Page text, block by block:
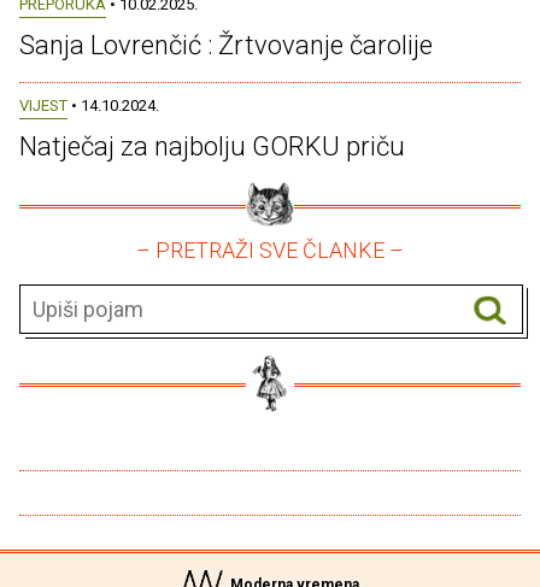
PREPORUKA • 10.02.2025.
Sanja Lovrenčić : Žrtvovanje čarolije
VIJEST • 14.10.2024.
Natječaj za najbolju GORKU priču
– PRETRAŽI SVE ČLANKE –